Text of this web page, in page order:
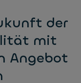
der
mit
Angebot